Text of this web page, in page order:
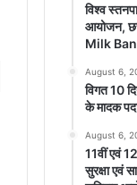
विश्व
आयोजन,
Milk
August 6,
विगत 10
के मादक
August 6,
11वीं एवं
सुरक्षा एवं